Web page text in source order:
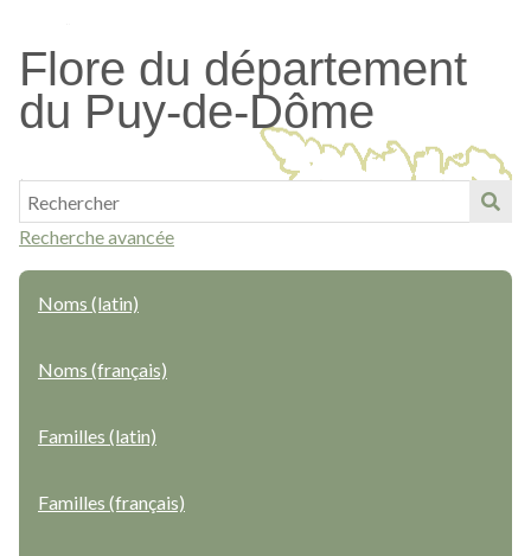
contenu
principal
Flore du département
du Puy-de-Dôme
Recherche avancée
Noms (latin)
Noms (français)
Familles (latin)
Familles (français)